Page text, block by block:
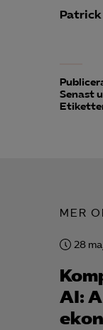
Patrick
Senast
MER
28
AI: AI hetast inom